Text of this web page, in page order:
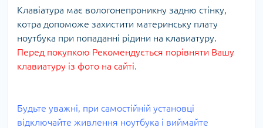
Клавіатура має вологонепроникну задню стінку,
котра допоможе захистити материнську плату
ноутбука при попаданні рідини на клавиатуру.
Перед покупкою Рекомендується порівняти Вашу
клавиатуру із фото на сайті.
Будьте уважні, при самостійній установці
відключайте живлення ноутбука і виймайте